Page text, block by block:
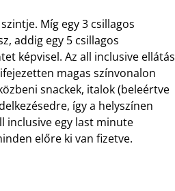
Míg egy 3 csillagos
addig egy 5 csillagos
képvisel. Az all inclusive ellátás
magas színvonalon
snackek, italok (beleértve
így a helyszínen
inclusive egy last minute
előre ki van fizetve.